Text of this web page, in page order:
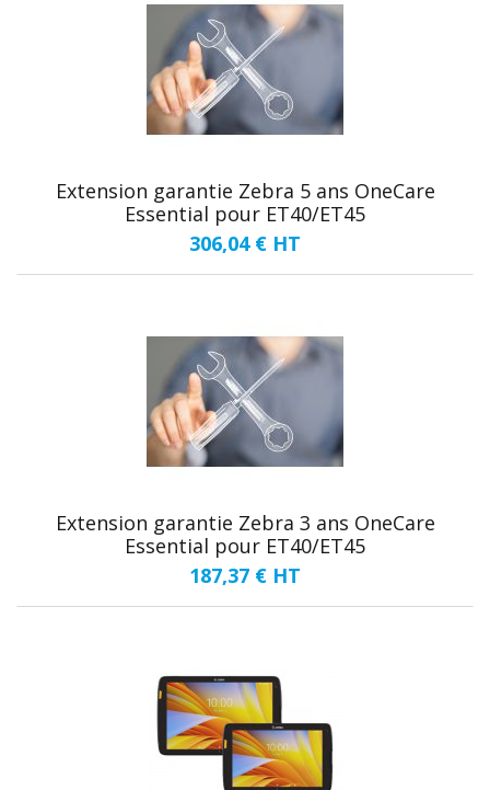
Extension garantie Zebra 5 ans OneCare
Essential pour ET40/ET45
306,04 € HT
Extension garantie Zebra 3 ans OneCare
Essential pour ET40/ET45
187,37 € HT